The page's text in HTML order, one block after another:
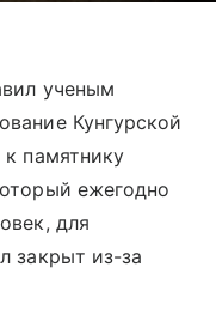
ученым
Кунгурской
памятнику
ежегодно
для
закрыт из-за